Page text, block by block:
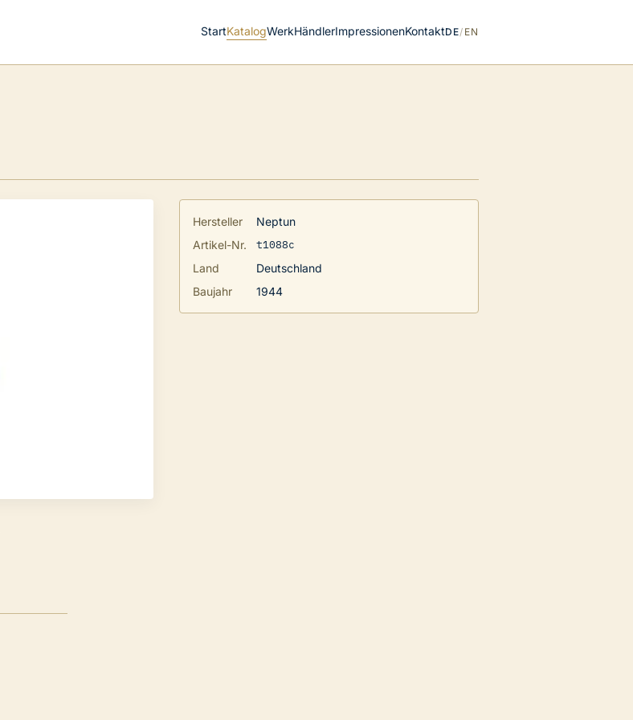
StartKatalogWerkHändlerImpressionenKontaktDE/ EN
Hersteller
Neptun
Artikel-Nr.
t1088c
Land
Deutschland
Baujahr
1944